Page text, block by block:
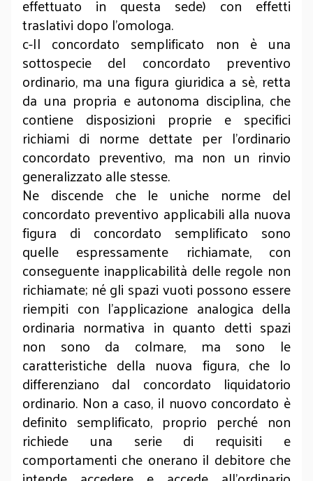
effettuato in questa sede) con effetti
traslativi dopo l’omologa.
c-Il concordato semplificato non è una
sottospecie del concordato preventivo
ordinario, ma una figura giuridica a sè, retta
da una propria e autonoma disciplina, che
contiene disposizioni proprie e specifici
richiami di norme dettate per l’ordinario
concordato preventivo, ma non un rinvio
generalizzato alle stesse.
Ne discende che le uniche norme del
concordato preventivo applicabili alla nuova
figura di concordato semplificato sono
quelle espressamente richiamate, con
conseguente inapplicabilità delle regole non
richiamate; né gli spazi vuoti possono essere
riempiti con l’applicazione analogica della
ordinaria normativa in quanto detti spazi
non sono da colmare, ma sono le
caratteristiche della nuova figura, che lo
differenziano dal concordato liquidatorio
ordinario. Non a caso, il nuovo concordato è
definito semplificato, proprio perché non
richiede una serie di requisiti e
comportamenti che onerano il debitore che